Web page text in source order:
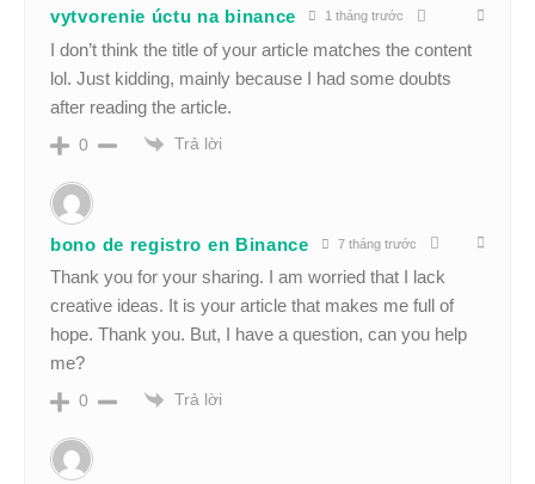
vytvorenie úctu na binance 1 tháng trước
I don’t think the title of your article matches the content
lol. Just kidding, mainly because I had some doubts
after reading the article.
0 Trả lời
bono de registro en Binance 7 tháng trước
Thank you for your sharing. I am worried that I lack
creative ideas. It is your article that makes me full of
hope. Thank you. But, I have a question, can you help
me?
0 Trả lời